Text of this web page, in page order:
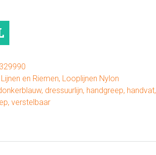
Lijnen en Riemen, Looplijnen Nylon
, dressuurlijn, handgreep, handvat,
, verstelbaar